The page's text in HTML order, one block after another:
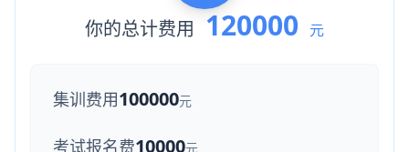
你的总计费用 120000 元
集训费用100000元
考试报名费10000元